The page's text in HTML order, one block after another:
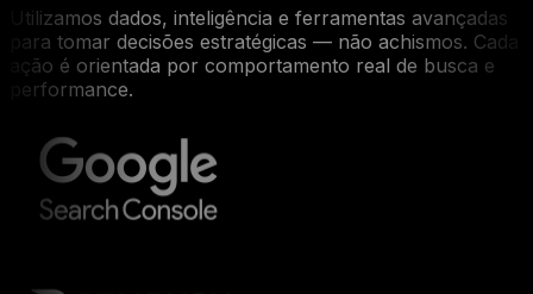
Utilizamos dados, inteligência e ferramentas avançadas
para tomar decisões estratégicas — não achismos. Cada
ação é orientada por comportamento real de busca e
performance.